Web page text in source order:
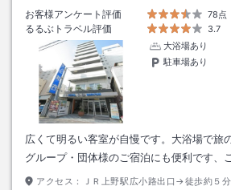
お客様アンケート評価
78点
るるぶトラベル評価
3.7
大浴場あり
駐車場あり
広くて明るい客室が自慢です。大浴場で旅
グループ・団体様のご宿泊にも便利です、
アクセス：
ＪＲ上野駅広小路出口→徒歩約５